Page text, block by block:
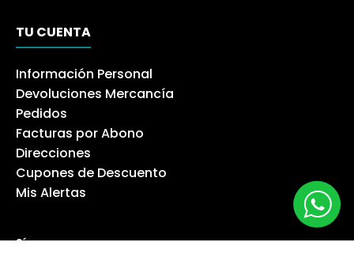
TU CUENTA
Información Personal
Devoluciones Mercancía
Pedidos
Facturas por Abono
Direcciones
Cupones de Descuento
Mis Alertas
Síguenos